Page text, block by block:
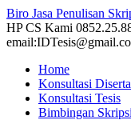
Biro Jasa Penulisan
HP CS Kami
Home
Konsultasi
Konsultasi Tesis
Bimbingan Skripsi